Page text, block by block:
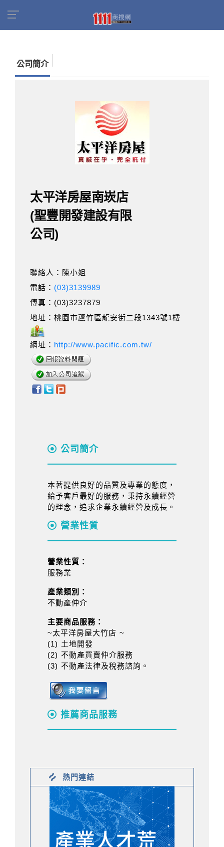
開發建設有限公司)
公司簡介
太平洋房屋南崁店
(聖豐開發建設有限
公司)
聯絡人：陳小姐
電話： (03)3139989
傳真：(03)3237879
地址：桃園市蘆竹區龍安街二段1343號1樓
網址： http://www.pacific.com.tw/
公司簡介
本著提供良好的品質及專業的態度，
給予客戶最好的服務，秉持永續經營
的理念，追求企業永續經營及成長。
營業性質
營業性質：
服務業
產業類別：
不動產仲介
主要商品服務：
~太平洋房屋大竹店 ~
(1) 土地開發
(2) 不動產買賣仲介服務
(3) 不動產法律及稅務諮詢。
推薦商品服務
熱門連結